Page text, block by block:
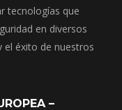
tecnologías que
en diversos
el éxito de nuestros
–